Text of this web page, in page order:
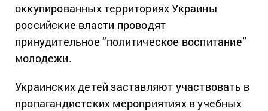
оккупированных территориях Украины
российские власти проводят
принудительное “политическое воспитание”
молодежи.
Украинских детей заставляют участвовать в
пропагандистских мероприятиях в учебных